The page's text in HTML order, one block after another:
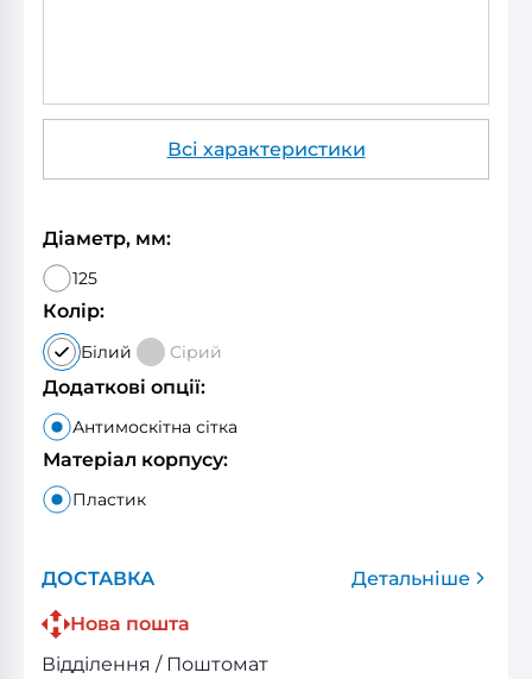
Всі характеристики
Діаметр, мм:
125
Колір:
Білий Сірий
Додаткові опції:
Антимоскітна сітка
Матеріал корпусу:
Пластик
ДОСТАВКА
Детальніше
Нова пошта
Відділення / Поштомат